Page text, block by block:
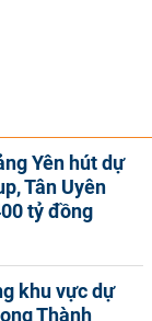
Yên hút dự
Tân Uyên
tỷ đồng
khu vực dự
Thành